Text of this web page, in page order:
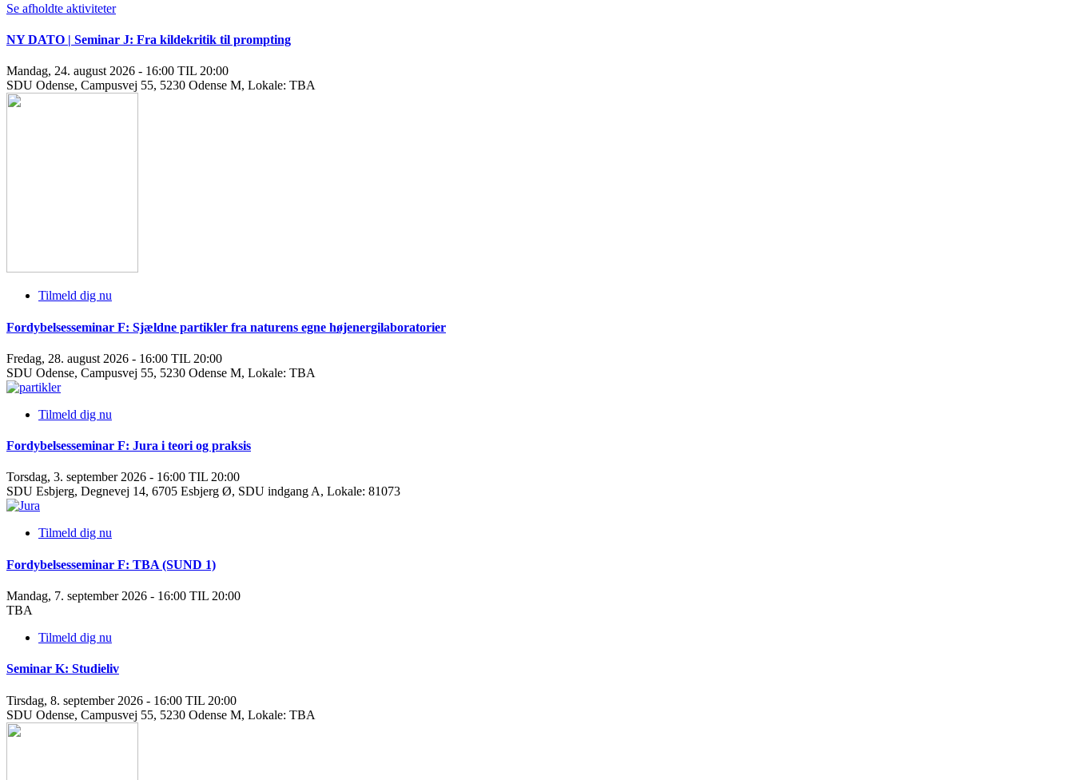
Se afholdte aktiviteter
NY DATO | Seminar J: Fra kildekritik til prompting
Mandag, 24. august 2026 - 16:00 TIL 20:00
SDU Odense, Campusvej 55, 5230 Odense M, Lokale: TBA
Tilmeld dig nu
Fordybelsesseminar F: Sjældne partikler fra naturens egne højenergilaboratorier
Fredag, 28. august 2026 - 16:00 TIL 20:00
SDU Odense, Campusvej 55, 5230 Odense M, Lokale: TBA
Tilmeld dig nu
Fordybelsesseminar F: Jura i teori og praksis
Torsdag, 3. september 2026 - 16:00 TIL 20:00
SDU Esbjerg, Degnevej 14, 6705 Esbjerg Ø, SDU indgang A, Lokale: 81073
Tilmeld dig nu
Fordybelsesseminar F: TBA (SUND 1)
Mandag, 7. september 2026 - 16:00 TIL 20:00
TBA
Tilmeld dig nu
Seminar K: Studieliv
Tirsdag, 8. september 2026 - 16:00 TIL 20:00
SDU Odense, Campusvej 55, 5230 Odense M, Lokale: TBA